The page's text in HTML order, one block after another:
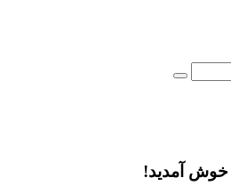
خوش آمدید!